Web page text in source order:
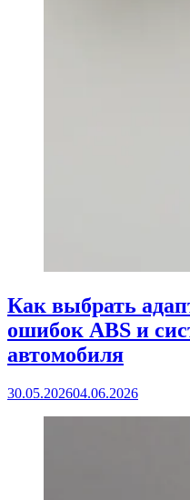
Как выбрать
ошибок ABS и
автомобиля
30.05.202604.06.2026